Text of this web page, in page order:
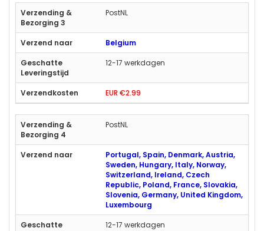
PostNL
Belgium
12-17 werkdagen
EUR €2.99
PostNL
Portugal, Spain, Denmark, Austria,
Sweden, Hungary, Italy, Norway,
Switzerland, Ireland, Czech
Republic, Poland, France, Slovakia,
Slovenia, Germany, United Kingdom,
Luxembourg
12-17 werkdagen